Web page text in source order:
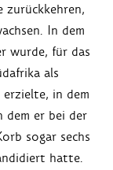
zurückkehren,
In dem
wurde, für das
als
in dem
dem er bei der
sogar sechs
hatte.